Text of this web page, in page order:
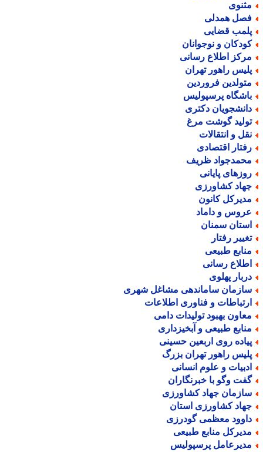
همدلی
قضایی
و نوجوانان
اطلاع رسانی
راهور تهران
فروردین
پرسپولیس
دکتری
گوشت مرغ
و انتقالات
اقتصادی
ظریف
پایانی
کشاورزی
کانون
و داماد
سمنان
رفتار
طبیعی
رسانی
پهلوی
ساماندهی مشاغل شهری
و فناوری اطلاعات
بهبود تولیدات دامی
طبیعی و آبخیزداری
روی اربعین حسینی
راهور تهران بزرگ
و علوم انسانی
وگو با خبرنگاران
جهاد کشاورزی
کشاورزی استان
معظمی گودرزی
منابع طبیعی
پرسپولیس